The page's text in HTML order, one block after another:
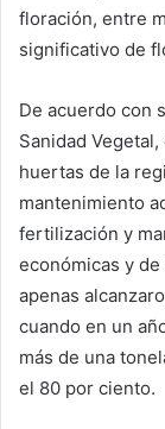
floración, entre
significativo de
De acuerdo con
Sanidad
huertas de la
mantenimiento
fertilización y
económicas y de
apenas
cuando en un
más de una
el 80 por ciento.